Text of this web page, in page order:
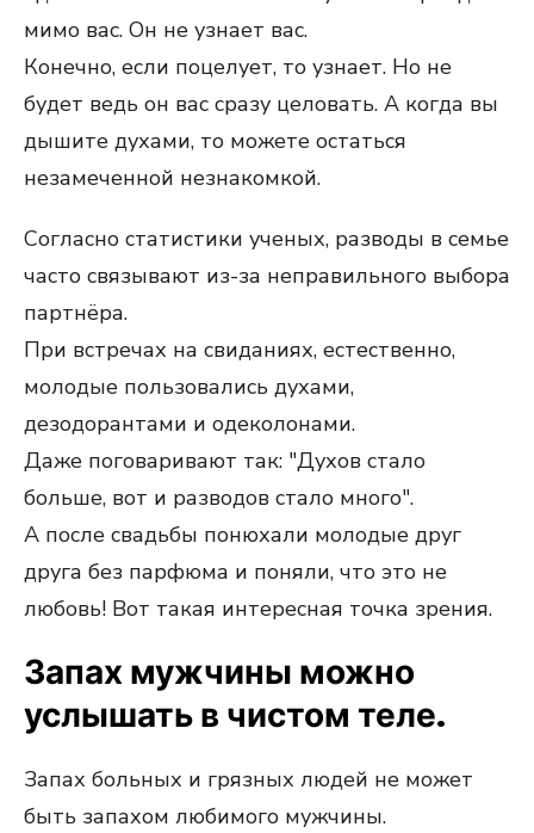
мимо вас. Он не узнает вас.
Конечно, если поцелует, то узнает. Но не
будет ведь он вас сразу целовать. А когда вы
дышите духами, то можете остаться
незамеченной незнакомкой.
Согласно статистики ученых, разводы в семье
часто связывают из-за неправильного выбора
партнёра.
При встречах на свиданиях, естественно,
молодые пользовались духами,
дезодорантами и одеколонами.
Даже поговаривают так: "Духов стало
больше, вот и разводов стало много".
А после свадьбы понюхали молодые друг
друга без парфюма и поняли, что это не
любовь! Вот такая интересная точка зрения.
Запах мужчины можно
услышать в чистом теле.
Запах больных и грязных людей не может
быть запахом любимого мужчины.